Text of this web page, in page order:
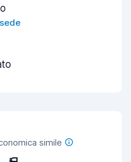
simile